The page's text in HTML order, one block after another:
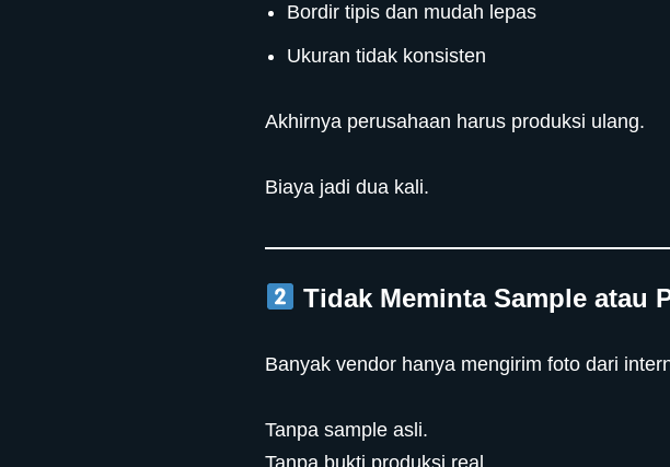
Bordir tipis dan mudah lepas
Ukuran tidak konsisten
Akhirnya perusahaan harus produksi ulang.
Biaya jadi dua kali.
Tidak Meminta Sample atau
Banyak vendor hanya mengirim foto dari
Tanpa sample asli.
Tanpa bukti produksi real.